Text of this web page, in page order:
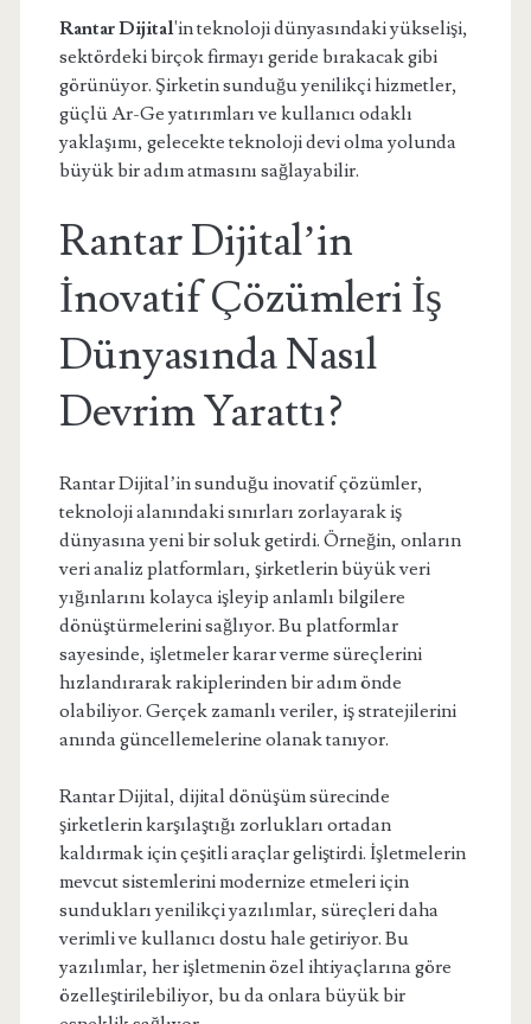
Rantar Dijital'in teknoloji dünyasındaki yükselişi,
sektördeki birçok firmayı geride bırakacak gibi
görünüyor. Şirketin sunduğu yenilikçi hizmetler,
güçlü Ar-Ge yatırımları ve kullanıcı odaklı
yaklaşımı, gelecekte teknoloji devi olma yolunda
büyük bir adım atmasını sağlayabilir.
Rantar Dijital’in
İnovatif Çözümleri İş
Dünyasında Nasıl
Devrim Yarattı?
Rantar Dijital’in sunduğu inovatif çözümler,
teknoloji alanındaki sınırları zorlayarak iş
dünyasına yeni bir soluk getirdi. Örneğin, onların
veri analiz platformları, şirketlerin büyük veri
yığınlarını kolayca işleyip anlamlı bilgilere
dönüştürmelerini sağlıyor. Bu platformlar
sayesinde, işletmeler karar verme süreçlerini
hızlandırarak rakiplerinden bir adım önde
olabiliyor. Gerçek zamanlı veriler, iş stratejilerini
anında güncellemelerine olanak tanıyor.
Rantar Dijital, dijital dönüşüm sürecinde
şirketlerin karşılaştığı zorlukları ortadan
kaldırmak için çeşitli araçlar geliştirdi. İşletmelerin
mevcut sistemlerini modernize etmeleri için
sundukları yenilikçi yazılımlar, süreçleri daha
verimli ve kullanıcı dostu hale getiriyor. Bu
yazılımlar, her işletmenin özel ihtiyaçlarına göre
özelleştirilebiliyor, bu da onlara büyük bir